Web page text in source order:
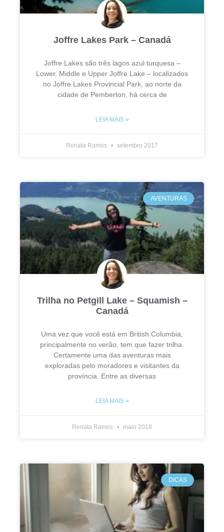
Joffre Lakes Park – Canadá
Joffre Lakes são três lagos azul turquesa –
Lower, Middle e Upper Joffre Lake – localizados
no Joffre Lakes Provincial Park, ao norte da
cidade de Pemberton, há cerca de
LEIA MAIS »
Renata Ramos setembro 2017
AVENTURAS
Trilha no Petgill Lake – Squamish –
Canadá
Uma vez que você está em British Columbia,
principalmente no verão, tem que fazer trilha.
Certamente uma das aventuras mais
exploradas pelo moradores e visitantes da
província. Entre as diversas
LEIA MAIS »
Renata Ramos maio 2018
DICAS